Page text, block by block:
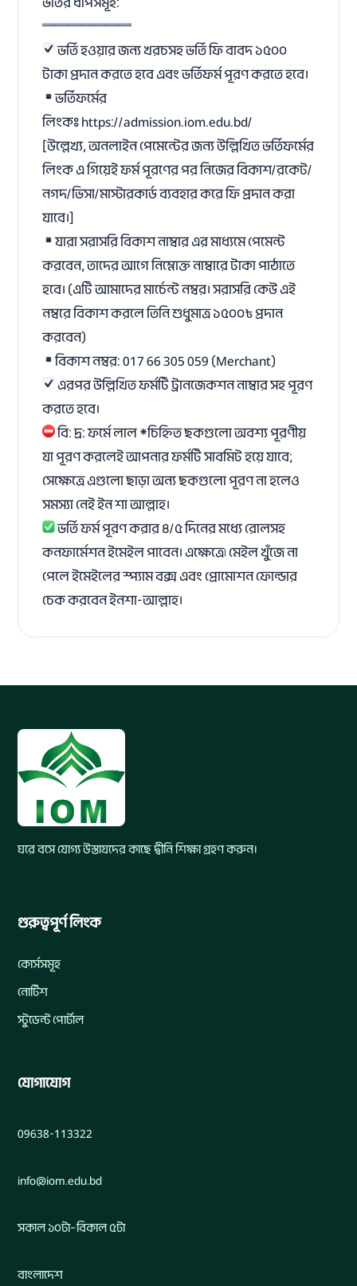
ভর্তি হওয়ার জন্য খরচসহ ভর্তি ফি বাবদ ১৫০০
টাকা প্রদান করতে হবে এবং ভর্তিফর্ম পূরণ করতে হবে।
ভর্তিফর্মের
লিংকঃhttps://admission.iom.edu.bd/
[উল্লেখ্য, অনলাইন পেমেন্টের জন্য উল্লিখিত ভর্তিফর্মের
লিংক এ গিয়েই ফর্ম পূরণের পর নিজের বিকাশ/রকেট/
নগদ/ভিসা/মাস্টারকার্ড ব্যবহার করে ফি প্রদান করা
যাবে।]
যারা সরাসরি বিকাশ নাম্বার এর মাধ্যমে পেমেন্ট
করবেন, তাদের আগে নিম্নোক্ত নাম্বারে টাকা পাঠাতে
হবে। (এটি আমাদের মার্চেন্ট নম্বর। সরাসরি কেউ এই
নম্বরে বিকাশ করলে তিনি শুধুমাত্র ১৫০০৳ প্রদান
করবেন)
বিকাশ নম্বর: 017 66 305 059 (Merchant)
এরপর উল্লিখিত ফর্মটি ট্রানজেকশন নাম্বার সহ পূরণ
করতে হবে।
বি: দ্র: ফর্মে লাল *চিহ্নিত ছকগুলো অবশ্য পূরণীয়
যা পূরণ করলেই আপনার ফর্মটি সাবমিট হয়ে যাবে;
সেক্ষেত্রে এগুলো ছাড়া অন্য ছকগুলো পূরণ না হলেও
সমস্যা নেই ইন শা আল্লাহ।
ভর্তি ফর্ম পূরণ করার ৪/৫ দিনের মধ্যে রোলসহ
কনফার্মেশন ইমেইল পাবেন। এক্ষেত্রে৷ মেইল খুঁজে না
পেলে ইমেইলের স্প্যাম বক্স এবং প্রোমোশন ফোল্ডার
চেক করবেন ইনশা-আল্লাহ।
ঘরে বসে যোগ্য উস্তাযদের কাছে দ্বীনি শিক্ষা গ্রহণ করুন।
গুরুত্বপূর্ণ লিংক
কোর্সসমূহ
নোটিশ
স্টুডেন্ট পোর্টাল
যোগাযোগ
09638-113322
info@iom.edu.bd
সকাল ১০টা–বিকাল ৫টা
বাংলাদেশ